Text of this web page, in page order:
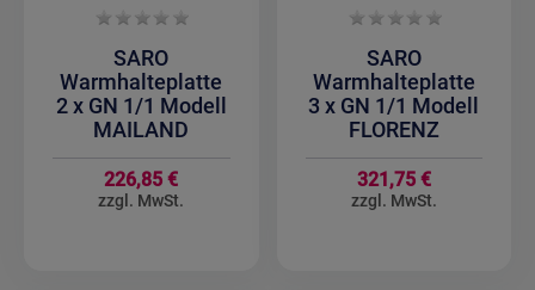
SARO
Warmhalteplatte
2 x GN 1/1 Modell
MAILAND
226,85 €
SARO
Warmhalteplatte
3 x GN 1/1 Modell
FLORENZ
321,75 €